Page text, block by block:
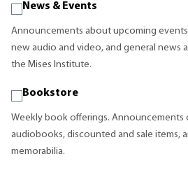
News & Events
Announcements about upcoming
new audio and video, and general news
the Mises Institute.
Bookstore
Weekly book offerings. Announcements
audiobooks, discounted and sale items,
memorabilia.